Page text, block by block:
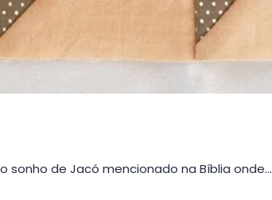
de Jacó mencionado na Bíblia onde…